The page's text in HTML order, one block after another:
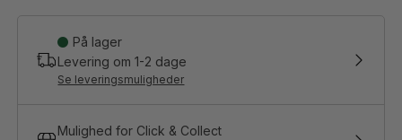
På lager
Levering om1-2 dage
Se leveringsmuligheder
Mulighed for Click & Collect